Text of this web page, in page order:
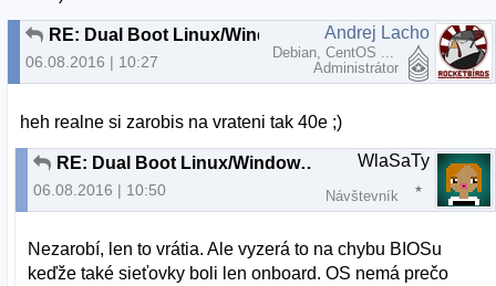
06.08.2016 | 10:27
Andrej Lacho
Debian, CentOS ...
Administrátor
heh realne si zarobis na vrateni tak 40e ;)
RE: Dual Boot Linux/Windows nefunkcna siet vo Windows
06.08.2016 | 10:50
WlaSaTy
Návštevník
Nezarobí, len to vrátia. Ale vyzerá to na chybu BIOSu
keďže také sieťovky boli len onboard. OS nemá prečo